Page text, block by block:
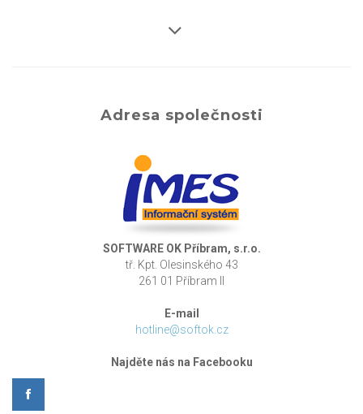
Adresa společnosti
SOFTWARE OK Příbram, s.r.o.
tř. Kpt. Olesinského 43
261 01 Příbram II
E-mail
hotline@softok.cz
Najděte nás na Facebooku